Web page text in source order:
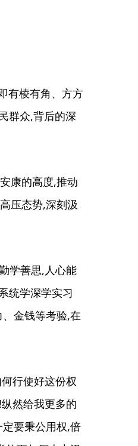
有棱有角、方方
群众,背后的深
康的高度,推动
压态势,深刻汲
学善思,人心能
统学深学实习
金钱等考验,在
行使好这份权
然给我更多的
要秉公用权,倍